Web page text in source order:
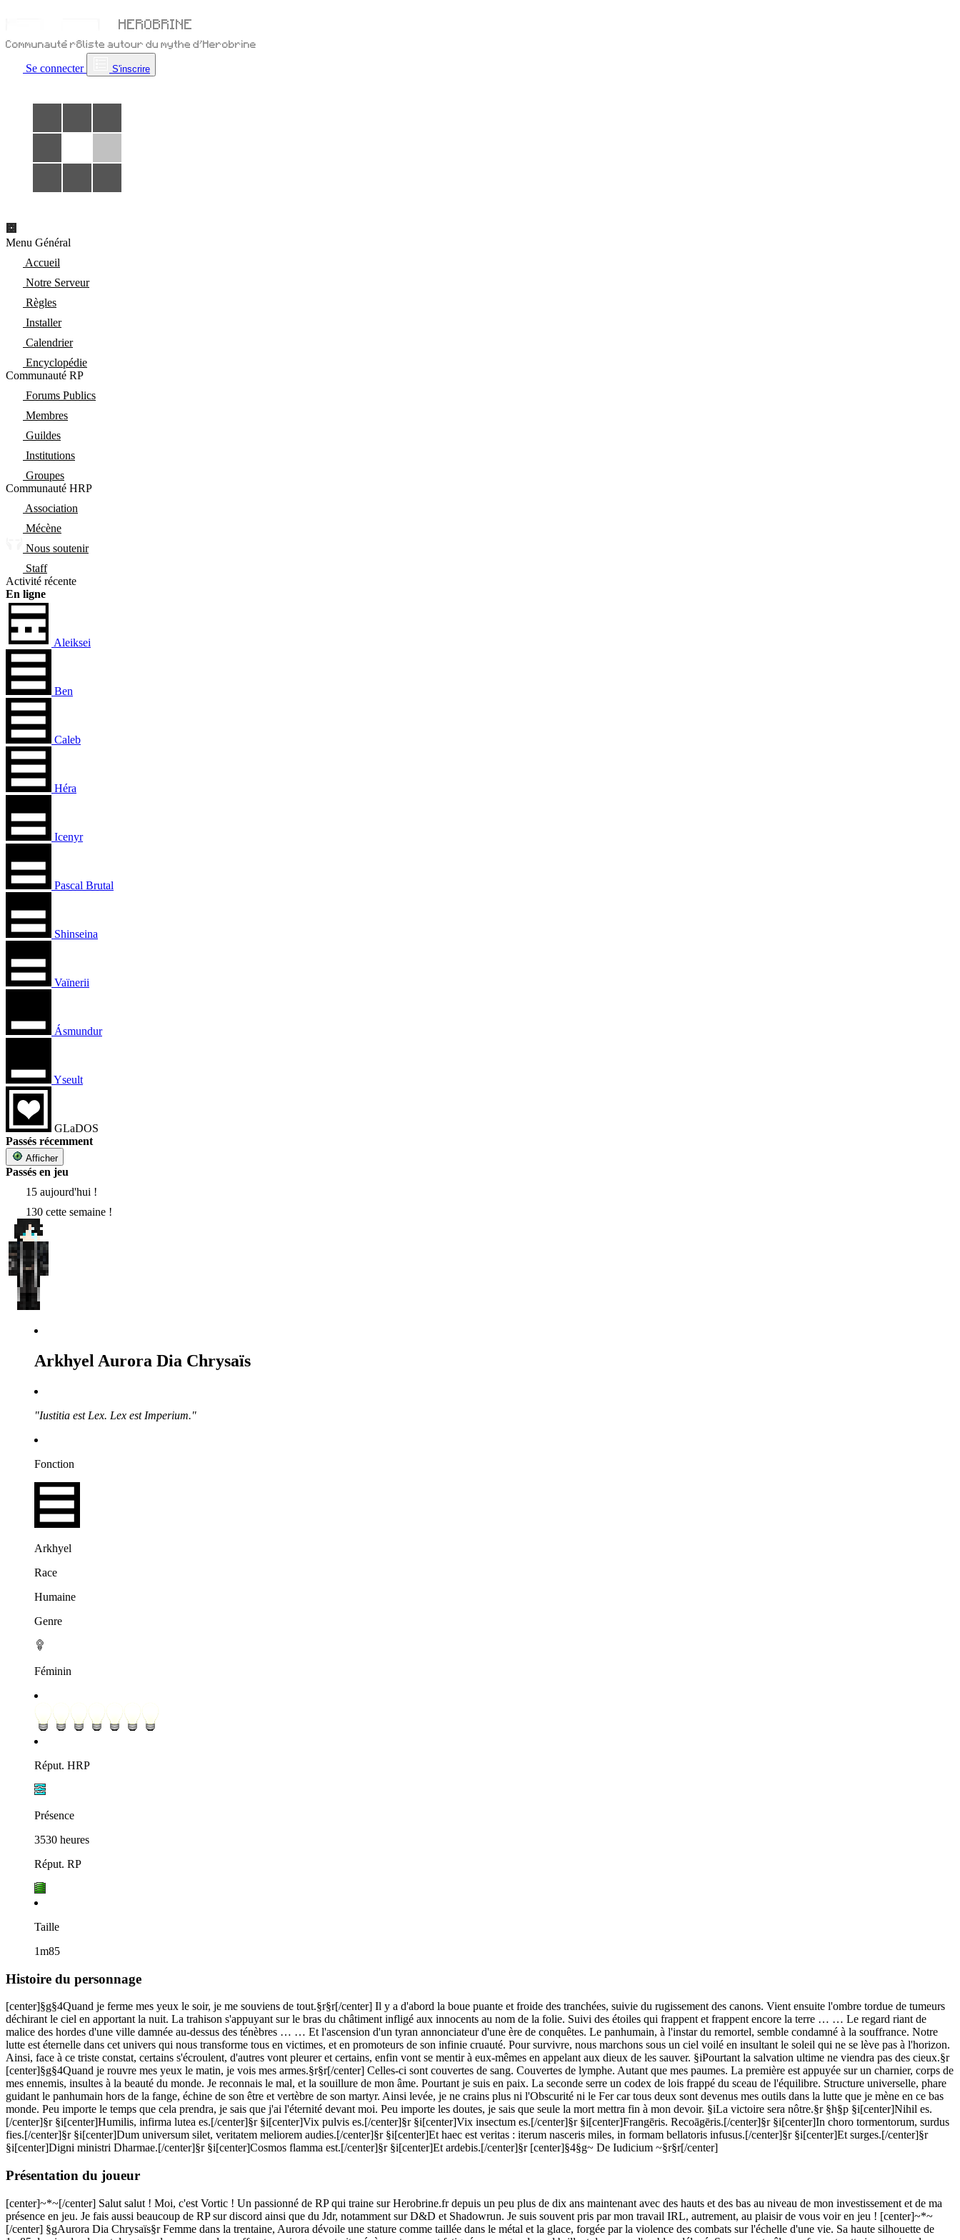
Se connecter S'inscrire
Menu Général
Accueil
Notre Serveur
Règles
Installer
Calendrier
Encyclopédie
Communauté RP
Forums Publics
Membres
Guildes
Institutions
Groupes
Communauté HRP
Association
Mécène
Nous soutenir
Staff
Activité récente
En ligne
Aleiksei
Ben
Caleb
Héra
Icenyr
Pascal Brutal
Shinseina
Vaïnerii
Ásmundur
Yseult
GLaDOS
Passés récemment
Afficher
Passés en jeu
15 aujourd'hui !
130 cette semaine !
Arkhyel Aurora Dia Chrysaïs
"Iustitia est Lex. Lex est Imperium."
Fonction
Arkhyel
Race
Humaine
Genre
Féminin
Réput. HRP
Présence
3530 heures
Réput. RP
Taille
1m85
Histoire du personnage
[center]§g§4Quand je ferme mes yeux le soir, je me souviens de tout.§r§r[/center] Il y a d'abord la boue puante et froide des tranchées, suivie du rugissement des canons. Vient ensuite l'ombre tordue de tumeurs
déchirant le ciel en apportant la nuit. La trahison s'appuyant sur le bras du châtiment infligé aux innocents au nom de la folie. Suivi des étoiles qui frappent et frappent encore la terre … … Le regard riant de
malice des hordes d'une ville damnée au-dessus des ténèbres … … Et l'ascension d'un tyran annonciateur d'une ère de conquêtes. Le panhumain, à l'instar du remortel, semble condamné à la souffrance. Notre
lutte est éternelle dans cet univers qui nous transforme tous en victimes, et en promoteurs de son infinie cruauté. Pour survivre, nous marchons sous un ciel voilé en insultant le soleil qui ne se lève pas à l'horizon.
Ainsi, face à ce triste constat, certains s'écroulent, d'autres vont pleurer et certains, enfin vont se mentir à eux-mêmes en appelant aux dieux de les sauver. §iPourtant la salvation ultime ne viendra pas des cieux.§r
[center]§g§4Quand je rouvre mes yeux le matin, je vois mes armes.§r§r[/center] Celles-ci sont couvertes de sang. Couvertes de lymphe. Autant que mes paumes. La première est appuyée sur un charnier, corps de
mes ennemis, insultes à la beauté du monde. Je reconnais le mal, et la souillure de mon âme. Pourtant je suis en paix. La seconde serre un codex de lois frappé du sceau de l'équilibre. Structure universelle, phare
guidant le panhumain hors de la fange, échine de son être et vertèbre de son martyr. Ainsi levée, je ne crains plus ni l'Obscurité ni le Fer car tous deux sont devenus mes outils dans la lutte que je mène en ce bas
monde. Peu importe le temps que cela prendra, je sais que j'ai l'éternité devant moi. Peu importe les doutes, je sais que seule la mort mettra fin à mon devoir. §iLa victoire sera nôtre.§r §h§p §i[center]Nihil es.
[/center]§r §i[center]Humilis, infirma lutea es.[/center]§r §i[center]Vix pulvis es.[/center]§r §i[center]Vix insectum es.[/center]§r §i[center]Frangēris. Recoāgēris.[/center]§r §i[center]In choro tormentorum, surdus
fies.[/center]§r §i[center]Dum universum silet, veritatem meliorem audies.[/center]§r §i[center]Et haec est veritas : iterum nasceris miles, in formam bellatoris infusus.[/center]§r §i[center]Et surges.[/center]§r
§i[center]Digni ministri Dharmae.[/center]§r §i[center]Cosmos flamma est.[/center]§r §i[center]Et ardebis.[/center]§r [center]§4§g~ De Iudicium ~§r§r[/center]
Présentation du joueur
[center]~*~[/center] Salut salut ! Moi, c'est Vortic ! Un passionné de RP qui traine sur Herobrine.fr depuis un peu plus de dix ans maintenant avec des hauts et des bas au niveau de mon investissement et de ma
présence en jeu. Je fais aussi beaucoup de RP sur discord ainsi que du Jdr, notamment sur D&D et Shadowrun. Je suis souvent pris par mon travail IRL, autrement, au plaisir de vous voir en jeu ! [center]~*~
[/center] §gAurora Dia Chrysaïs§r Femme dans la trentaine, Aurora dévoile une stature comme taillée dans le métal et la glace, forgée par la violence des combats sur l'échelle d'une vie. Sa haute silhouette de